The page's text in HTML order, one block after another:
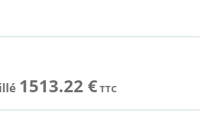
1513.22 €TTC